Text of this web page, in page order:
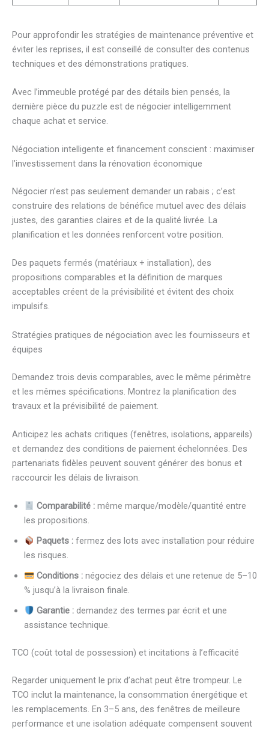
Pour approfondir les stratégies de maintenance préventive et
éviter les reprises, il est conseillé de consulter des contenus
techniques et des démonstrations pratiques.
Avec l’immeuble protégé par des détails bien pensés, la
dernière pièce du puzzle est de négocier intelligemment
chaque achat et service.
Négociation intelligente et financement conscient : maximiser
l’investissement dans la rénovation économique
Négocier n’est pas seulement demander un rabais ; c’est
construire des relations de bénéfice mutuel avec des délais
justes, des garanties claires et de la qualité livrée. La
planification et les données renforcent votre position.
Des paquets fermés (matériaux + installation), des
propositions comparables et la définition de marques
acceptables créent de la prévisibilité et évitent des choix
impulsifs.
Stratégies pratiques de négociation avec les fournisseurs et
équipes
Demandez trois devis comparables, avec le même périmètre
et les mêmes spécifications. Montrez la planification des
travaux et la prévisibilité de paiement.
Anticipez les achats critiques (fenêtres, isolations, appareils)
et demandez des conditions de paiement échelonnées. Des
partenariats fidèles peuvent souvent générer des bonus et
raccourcir les délais de livraison.
Comparabilité :même marque/modèle/quantité entre
les propositions.
Paquets :fermez des lots avec installation pour réduire
les risques.
Conditions :négociez des délais et une retenue de 5–10
% jusqu’à la livraison finale.
Garantie :demandez des termes par écrit et une
assistance technique.
TCO (coût total de possession) et incitations à l’efficacité
Regarder uniquement le prix d’achat peut être trompeur. Le
TCO inclut la maintenance, la consommation énergétique et
les remplacements. En 3–5 ans, des fenêtres de meilleure
performance et une isolation adéquate compensent souvent